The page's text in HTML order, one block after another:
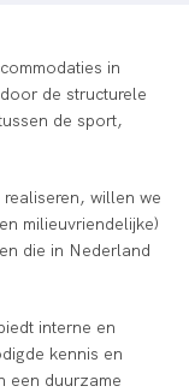
in
de structurele
de sport,
willen we
milieuvriendelijke)
die in Nederland
interne en
kennis en
een duurzame